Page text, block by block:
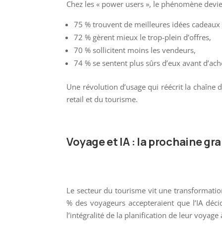
Chez les « power users », le phénomène
75 % trouvent de meilleures idées cadeaux
72 % gèrent mieux le trop-plein d’offres,
70 % sollicitent moins les vendeurs,
74 % se sentent plus sûrs d’eux avant
Une révolution d’usage qui réécrit la
retail et du tourisme.
Voyage et IA : la prochaine
Le secteur du tourisme vit une
% des voyageurs accepteraient que l’IA
l’intégralité de la planification de leur voyage